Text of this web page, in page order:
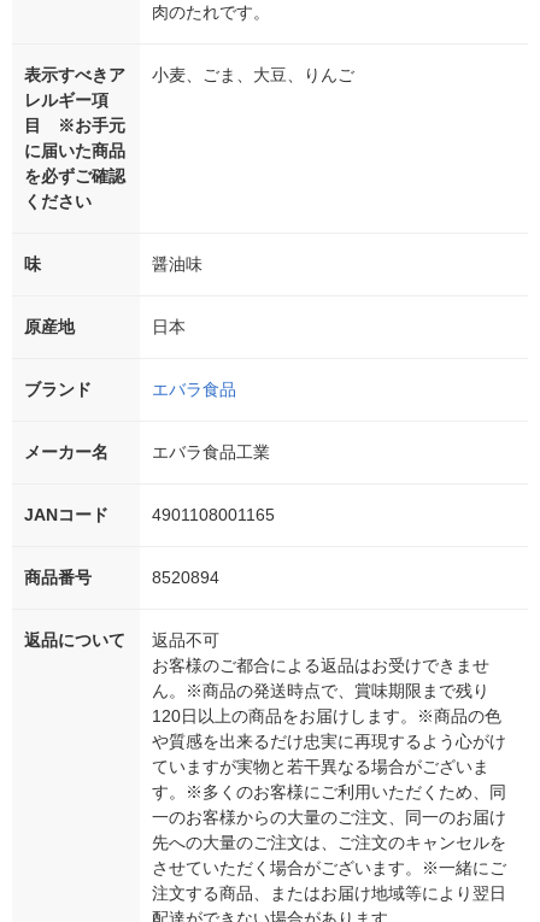
肉のたれです。
表示すべきア
レルギー項
目 ※お手元
に届いた商品
を必ずご確認
ください
小麦、ごま、大豆、りんご
味 醤油味
原産地 日本
ブランド エバラ食品
メーカー名 エバラ食品工業
JANコード 4901108001165
商品番号 8520894
返品について
返品不可
お客様のご都合による返品はお受けできませ
ん。※商品の発送時点で、賞味期限まで残り
120日以上の商品をお届けします。※商品の色
や質感を出来るだけ忠実に再現するよう心がけ
ていますが実物と若干異なる場合がございま
す。※多くのお客様にご利用いただくため、同
一のお客様からの大量のご注文、同一のお届け
先への大量のご注文は、ご注文のキャンセルを
させていただく場合がございます。※一緒にご
注文する商品、またはお届け地域等により翌日